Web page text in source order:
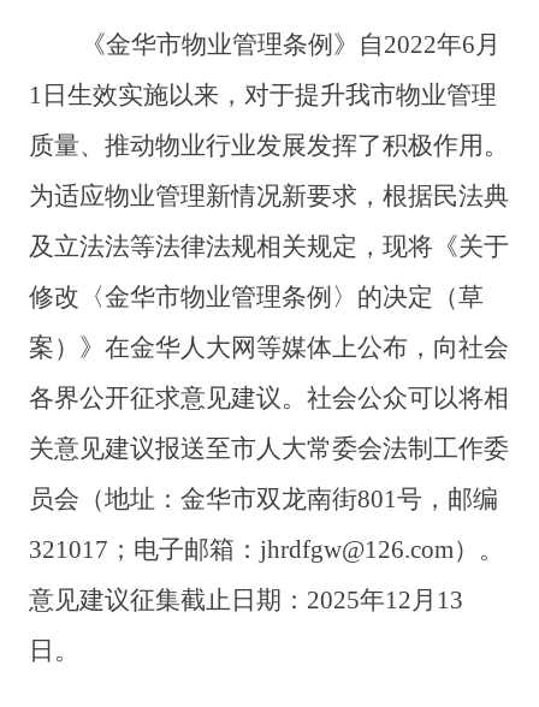
《金华市物业管理条例》自2022年6月
1 日生效实施以来，对于提升我市物业管理
质量、推动物业行业发展发挥了积极作用。
为适应物业管理新情况新要求，根据民法典
及立法法等法律法规相关规定，现将《关于
修改〈金华市物业管理条例〉的决定（草
案）》在金华人大网等媒体上公布，向社会
各界公开征求意见建议。社会公众可以将相
关意见建议报送至市人大常委会法制工作委
员会（地址：金华市双龙南街801号，邮编
321017 ；电子邮箱： jhrdfgw@126.com）。
意见建议征集截止日期： 2025年12月 13
日。